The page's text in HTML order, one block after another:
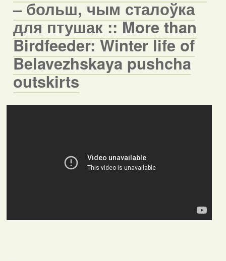
– больш, чым сталоўка
для птушак :: More than
Birdfeeder: Winter life of
Belavezhskaya pushcha
outskirts